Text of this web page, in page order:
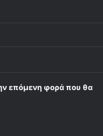
επόμενη φορά που θα